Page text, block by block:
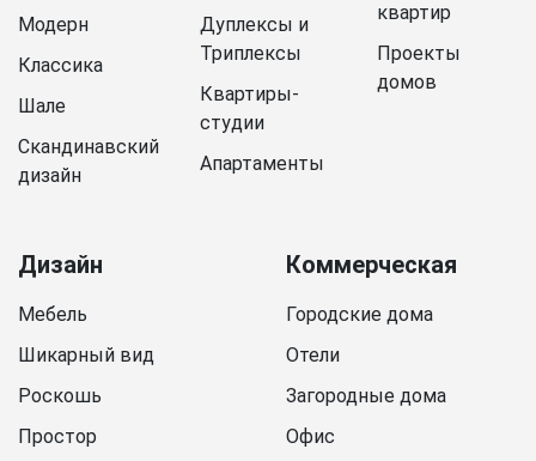
Модерн
Классика
Шале
Скандинавский
дизайн
Дуплексы и
Триплексы
Квартиры-
студии
Апартаменты
квартир
Проекты
домов
Дизайн
Мебель
Шикарный вид
Роскошь
Простор
Коммерческая
Городские дома
Отели
Загородные дома
Офис